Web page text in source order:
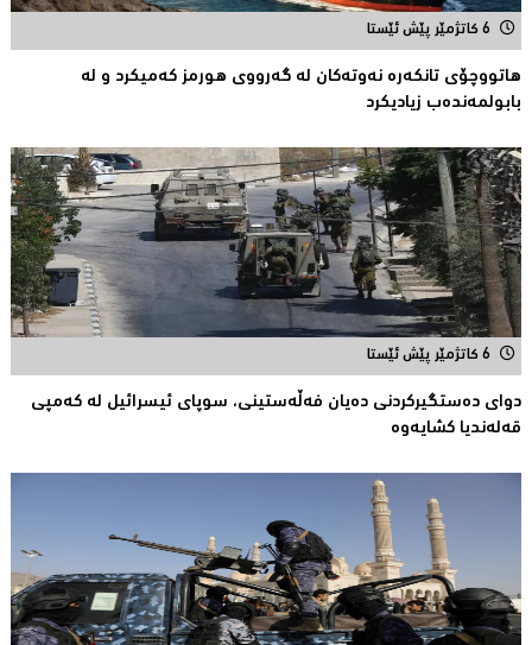
6 کاتژمێر پێش ئێستا
هاتووچۆی تانكەرە نەوتەكان لە گەرووی هورمز کەمیکرد و لە
بابولمەندەب زیادیكرد
6 کاتژمێر پێش ئێستا
دوای دەستگیركردنی دەیان فەڵەستینی، سوپای ئیسرائیل لە كەمپی
قەلەندیا كشایەوە